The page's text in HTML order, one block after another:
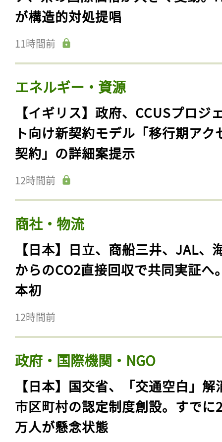
が構造的対処提唱
11時間前
エネルギー・資源
【イギリス】政府、CCUSプロジ
ト向け新契約モデル「移行期アク
契約」の詳細案提示
12時間前
商社・物流
【日本】日立、商船三井、JAL、
からのCO2直接回収で共同実証へ
本初
12時間前
政府・国際機関・NGO
【日本】国交省、「交通空白」解
市区町村の認定制度創設。すでに
万人が懸念状態